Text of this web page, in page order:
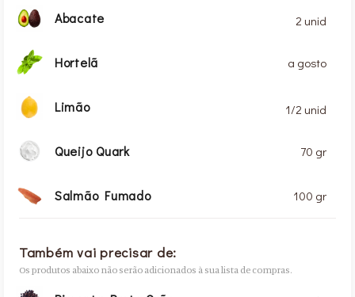
Abacate 2 unid
Hortelã a gosto
Limão 1/2 unid
Queijo Quark 70 gr
Salmão Fumado 100 gr
Também vai precisar de:
Os produtos abaixo não serão adicionados à sua lista de compras.